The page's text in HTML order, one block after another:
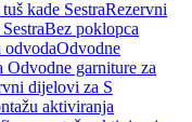
kade SestraRezervni
Bez poklopca
Odvodne
garniture za
dijelovi za S
aktiviranja